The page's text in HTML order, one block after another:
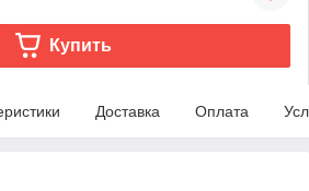
Купить
Доставка Оплата